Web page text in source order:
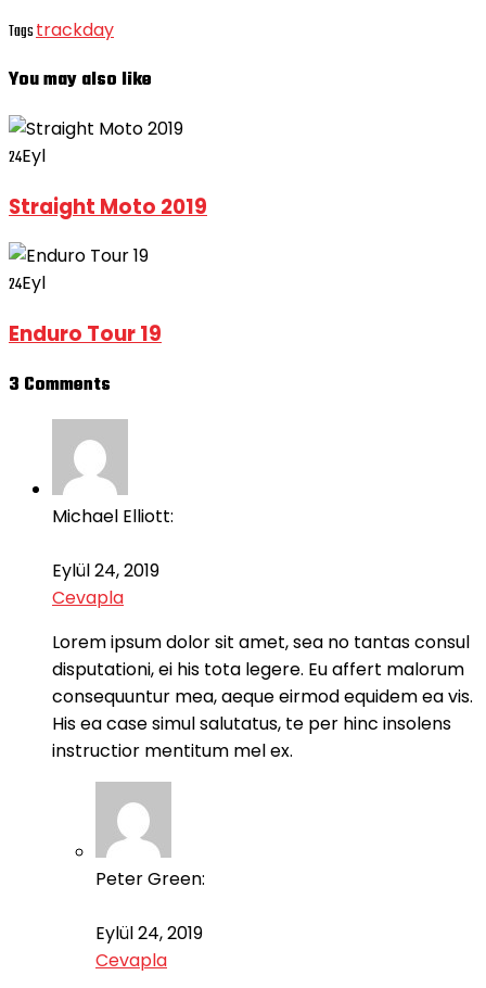
Tagstrackday
You may also like
24Eyl
Straight Moto 2019
24Eyl
Enduro Tour 19
3 Comments
Michael Elliott:
Eylül 24, 2019
Cevapla
Lorem ipsum dolor sit amet, sea no tantas consul
disputationi, ei his tota legere. Eu affert malorum
consequuntur mea, aeque eirmod equidem ea vis.
His ea case simul salutatus, te per hinc insolens
instructior mentitum mel ex.
Peter Green:
Eylül 24, 2019
Cevapla